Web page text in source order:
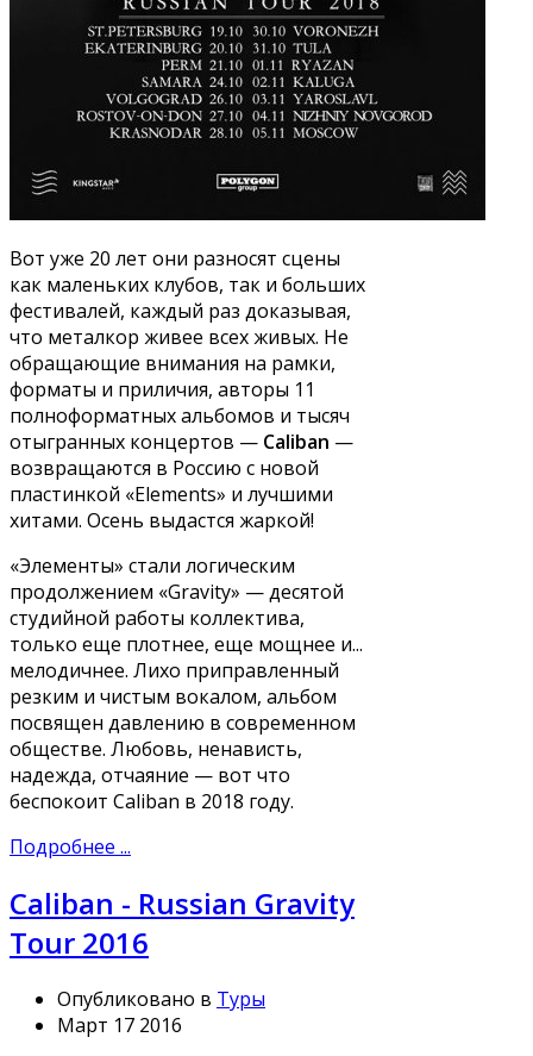
Вот уже 20 лет они разносят сцены
как маленьких клубов, так и больших
фестивалей, каждый раз доказывая,
что металкор живее всех живых. Не
обращающие внимания на рамки,
форматы и приличия, авторы 11
полноформатных альбомов и тысяч
отыгранных концертов — Caliban —
возвращаются в Россию с новой
пластинкой «Elements» и лучшими
хитами. Осень выдастся жаркой!
«Элементы» стали логическим
продолжением «Gravity» — десятой
студийной работы коллектива,
только еще плотнее, еще мощнее и...
мелодичнее. Лихо приправленный
резким и чистым вокалом, альбом
посвящен давлению в современном
обществе. Любовь, ненависть,
надежда, отчаяние — вот что
беспокоит Caliban в 2018 году.
Подробнее ...
Caliban - Russian Gravity
Tour 2016
Опубликовано в Туры
Март 17 2016